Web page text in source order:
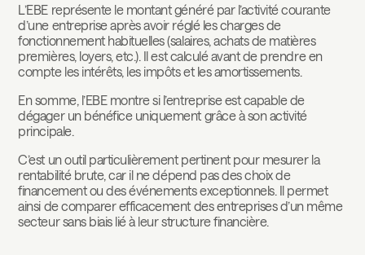
L’EBE représente le montant généré par l’activité courante
d’une entreprise après avoir réglé les charges de
fonctionnement habituelles (salaires, achats de matières
premières, loyers, etc.). Il est calculé avant de prendre en
compte les intérêts, les impôts et les amortissements.
En somme, l’EBE montre si l’entreprise est capable de
dégager un bénéfice uniquement grâce à son activité
principale.
C’est un outil particulièrement pertinent pour mesurer la
rentabilité brute, car il ne dépend pas des choix de
financement ou des événements exceptionnels. Il permet
ainsi de comparer efficacement des entreprises d’un même
secteur sans biais lié à leur structure financière.